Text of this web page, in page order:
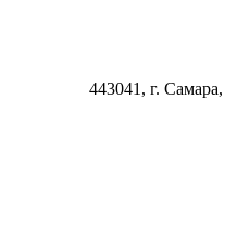
443041, г. Самара,